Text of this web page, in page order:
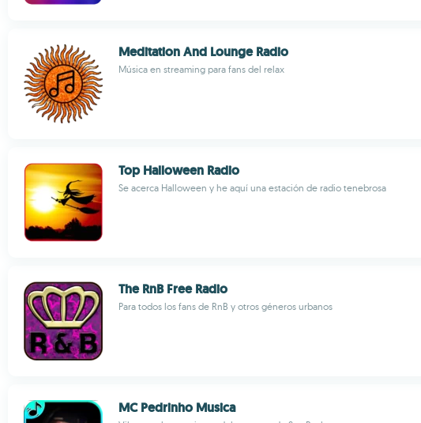
Meditation And Lounge Radio
Música en streaming para fans del relax
Top Halloween Radio
Se acerca Halloween y he aquí una estación de radio tenebrosa
The RnB Free Radio
Para todos los fans de RnB y otros géneros urbanos
MC Pedrinho Musica